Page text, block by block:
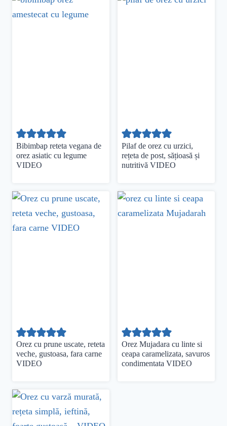
Bibimbap reteta vegana de
orez asiatic cu legume
VIDEO
Pilaf de orez cu urzici,
rețeta de post, sățioasă și
nutritivă VIDEO
Orez cu prune uscate, reteta
veche, gustoasa, fara carne
VIDEO
Orez Mujadara cu linte si
ceapa caramelizata, savuros
condimentata VIDEO